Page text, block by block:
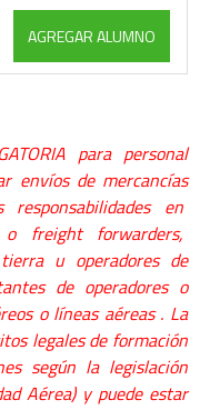
AGREGAR ALUMNO
para personal
envíos de mercancías
responsabilidades en
freight forwarders,
u operadores de
de operadores o
o líneas aéreas . La
legales de formación
según la legislación
Aérea) y puede estar